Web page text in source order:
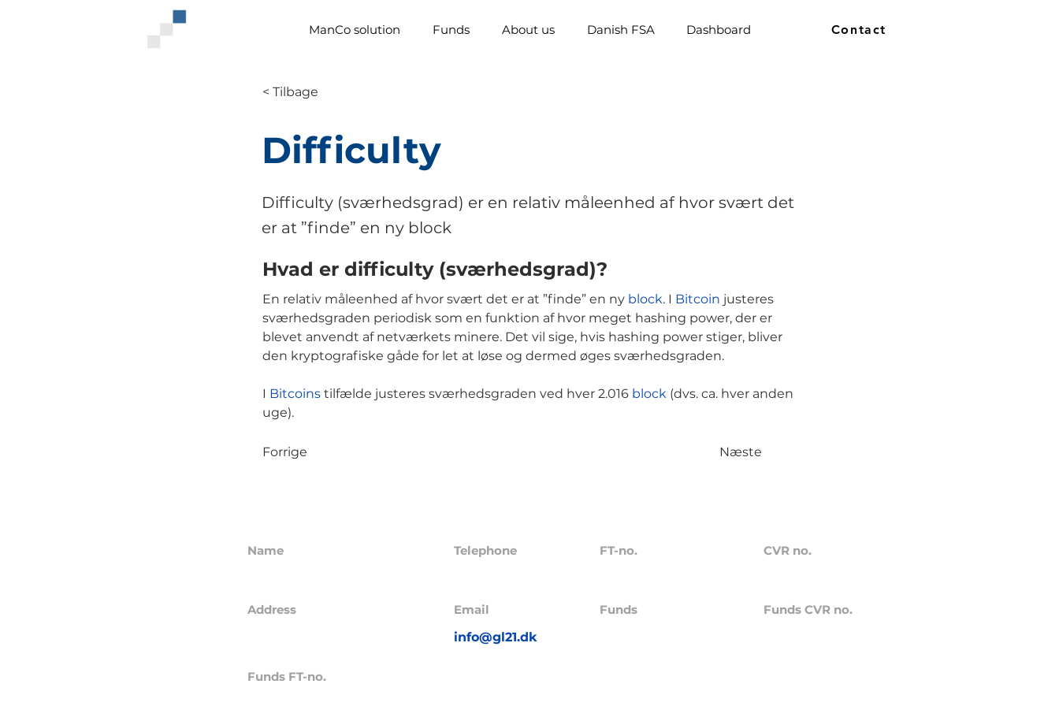
ManCo solution Funds About us Danish FSA Dashboard Contact
< Tilbage
Difficulty
Difficulty (sværhedsgrad) er en relativ måleenhed af hvor svært det
er at ”finde” en ny block
Hvad er difficulty (sværhedsgrad)?
En relativ måleenhed af hvor svært det er at ”finde” en ny block. I Bitcoin justeres
sværhedsgraden periodisk som en funktion af hvor meget hashing power, der er
blevet anvendt af netværkets minere. Det vil sige, hvis hashing power stiger, bliver
den kryptografiske gåde for let at løse og dermed øges sværhedsgraden.
I Bitcoins tilfælde justeres sværhedsgraden ved hver 2.016 block (dvs. ca. hver anden
uge).
Forrige Næste
Name
Address
Telephone
Email
info@gl21.dk
FT-no.
Funds
CVR no.
Funds CVR no.
Funds FT-no.